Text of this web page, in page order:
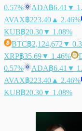
0.57%
ADA฿6.41 ▼
AVAX฿223.40 ▲ 2.46%
KUB฿20.30▼ 1.08%
BTC฿2,124,672 ▼
XRP฿35.69▼ 1.46%
0.57%
ADA฿6.41 ▼
AVAX฿223.40 ▲ 2.46%
KUB฿20.30▼ 1.08%